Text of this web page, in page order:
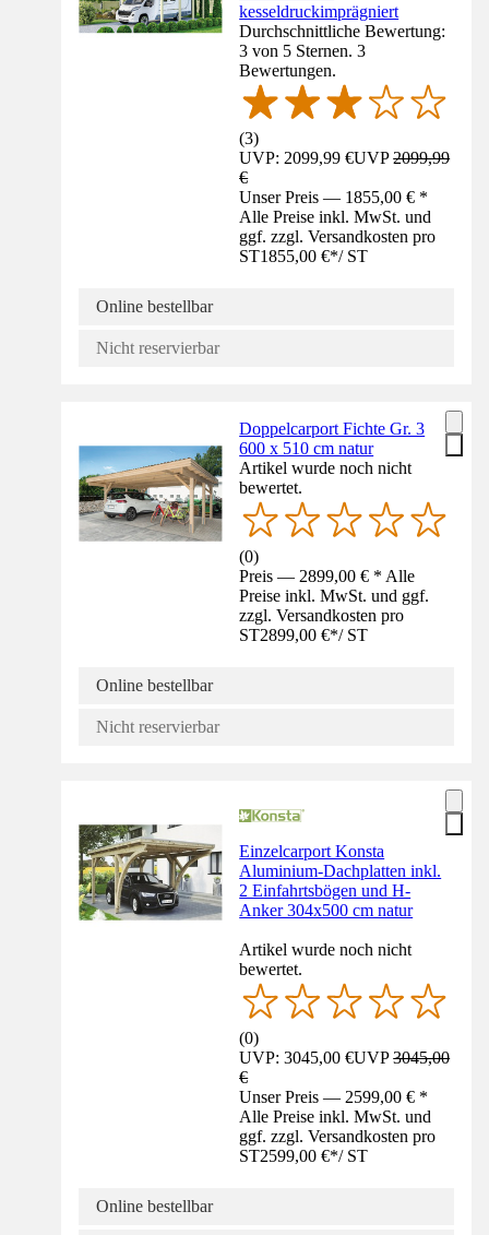
kesseldruckimprägniert
Durchschnittliche Bewertung:
3 von 5 Sternen. 3
Bewertungen.
(3)
UVP: 2099,99 €UVP2099,99
€
Unser Preis — 1855,00 € *
Alle Preise inkl. MwSt. und
ggf. zzgl. Versandkosten pro
ST1855,00 €*/ ST
Online bestellbar
Nicht reservierbar
Doppelcarport Fichte Gr. 3
600 x 510 cm natur
Artikel wurde noch nicht
bewertet.
(0)
Preis — 2899,00 € * Alle
Preise inkl. MwSt. und ggf.
zzgl. Versandkosten pro
ST2899,00 €*/ ST
Online bestellbar
Nicht reservierbar
Einzelcarport Konsta
Aluminium-Dachplatten inkl.
2 Einfahrtsbögen und H-
Anker 304x500 cm natur
Artikel wurde noch nicht
bewertet.
(0)
UVP: 3045,00 €UVP3045,00
€
Unser Preis — 2599,00 € *
Alle Preise inkl. MwSt. und
ggf. zzgl. Versandkosten pro
ST2599,00 €*/ ST
Online bestellbar